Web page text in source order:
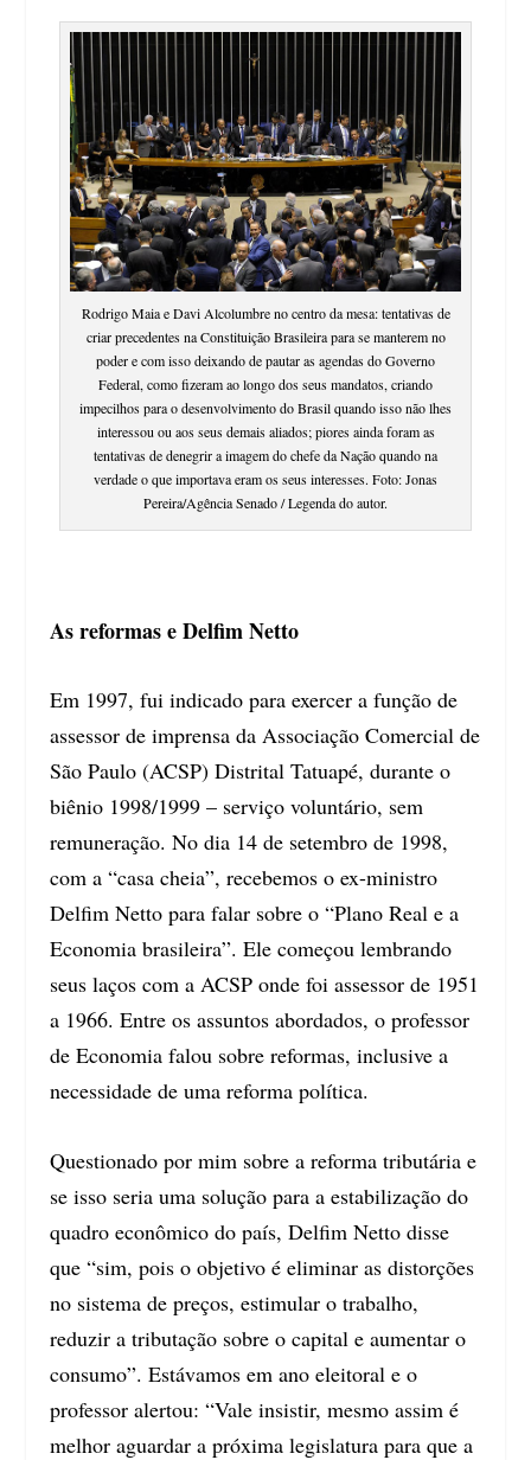
Rodrigo Maia e Davi Alcolumbre no centro da mesa: tentativas de
criar precedentes na Constituição Brasileira para se manterem no
poder e com isso deixando de pautar as agendas do Governo
Federal, como fizeram ao longo dos seus mandatos, criando
impecilhos para o desenvolvimento do Brasil quando isso não lhes
interessou ou aos seus demais aliados; piores ainda foram as
tentativas de denegrir a imagem do chefe da Nação quando na
verdade o que importava eram os seus interesses. Foto: Jonas
Pereira/Agência Senado / Legenda do autor.
As reformas e Delfim Netto
Em 1997, fui indicado para exercer a função de
assessor de imprensa da Associação Comercial de
São Paulo (ACSP) Distrital Tatuapé, durante o
biênio 1998/1999 – serviço voluntário, sem
remuneração. No dia 14 de setembro de 1998,
com a “casa cheia”, recebemos o ex-ministro
Delfim Netto para falar sobre o “Plano Real e a
Economia brasileira”. Ele começou lembrando
seus laços com a ACSP onde foi assessor de 1951
a 1966. Entre os assuntos abordados, o professor
de Economia falou sobre reformas, inclusive a
necessidade de uma reforma política.
Questionado por mim sobre a reforma tributária e
se isso seria uma solução para a estabilização do
quadro econômico do país, Delfim Netto disse
que “sim, pois o objetivo é eliminar as distorções
no sistema de preços, estimular o trabalho,
reduzir a tributação sobre o capital e aumentar o
consumo”. Estávamos em ano eleitoral e o
professor alertou: “Vale insistir, mesmo assim é
melhor aguardar a próxima legislatura para que a